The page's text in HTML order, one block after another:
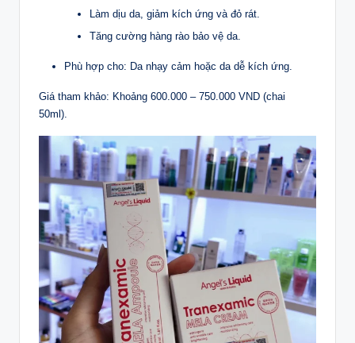
Làm dịu da, giảm kích ứng và đỏ rát.
Tăng cường hàng rào bảo vệ da.
Phù hợp cho: Da nhạy cảm hoặc da dễ kích ứng.
Giá tham khảo: Khoảng 600.000 – 750.000 VND (chai
50ml).